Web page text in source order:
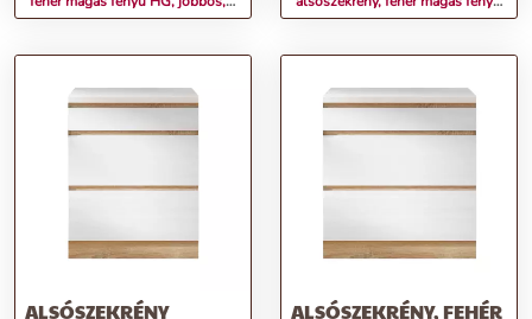
LINE
HG, LINE
ALSÓSZEKRÉNY
ALSÓSZEKRÉNY, FEHÉR